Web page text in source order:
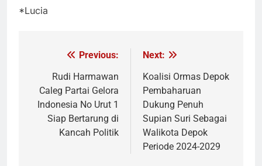
*Lucia
Navigasi
pos
Previous:
Rudi Harmawan
Caleg Partai Gelora
Indonesia No Urut 1
Siap Bertarung di
Kancah Politik
Next:
Koalisi Ormas Depok
Pembaharuan
Dukung Penuh
Supian Suri Sebagai
Walikota Depok
Periode 2024-2029